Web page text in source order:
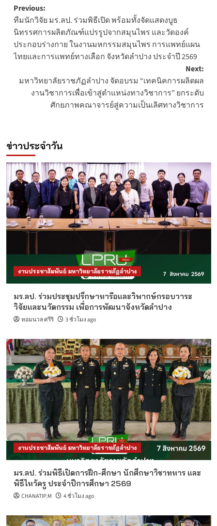
Post
navigation
Previous:
ทีมนักวิจัย มร.ลป. ร่วมพิธีเปิด พร้อมทั้งจัดแสดงบูธ
นิทรรศการผลิตภัณฑ์แปรรูปจากสมุนไพร และวัดองค์
ประกอบร่างกาย ในงานมหกรรมสมุนไพร การแพทย์แผน
ไทยและการแพทย์ทางเลือก จังหวัดลำปาง ประจำปี 2569
Next:
มหาวิทยาลัยราชภัฏลำปาง จัดอบรม “เทคนิคการผลิตผล
งานวิชาการเพื่อเข้าสู่ตำแหน่งทางวิชาการ” ยกระดับ
ศักยภาพคณาจารย์สู่ความเป็นเลิศทางวิชาการ
ข่าวประจำวัน
งานประชาสัมพันธ์ มหาวิทยาลัยราชภัฏลำปาง
มร.ลป. ร่วมประชุมปรึกษาหารือและวิพากษ์กรอบวาระ
วิจัยและนวัตกรรม เพื่อการพัฒนาจังหวัดลำปาง
หอมนวล ศรีริ 3 ชั่วโมง ago
งานประชาสัมพันธ์ มหาวิทยาลัยราชภัฏลำปาง
มร.ลป. ร่วมพิธีเปิดการฝึก-ศึกษา นักศึกษาวิชาทหาร และ
พิธีไหว้ครู ประจำปีการศึกษา 2569
CHANATIP.M 4 ชั่วโมง ago